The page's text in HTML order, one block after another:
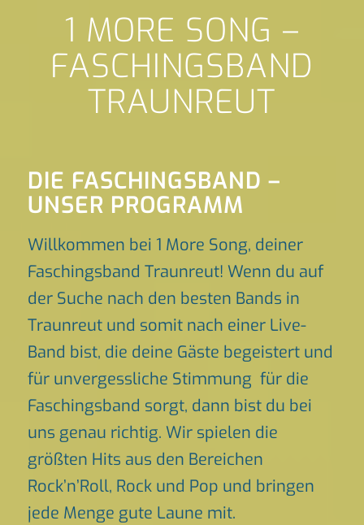
1 MORE SONG –
FASCHINGSBAND
TRAUNREUT
DIE FASCHINGSBAND –
UNSER PROGRAMM
Willkommen bei 1 More Song, deiner
Faschingsband Traunreut! Wenn du auf
der Suche nach den besten Bands in
Traunreut und somit nach einer Live-
Band bist, die deine Gäste begeistert und
für unvergessliche Stimmung für die
Faschingsband sorgt, dann bist du bei
uns genau richtig. Wir spielen die
größten Hits aus den Bereichen
Rock’n’Roll, Rock und Pop und bringen
jede Menge gute Laune mit.